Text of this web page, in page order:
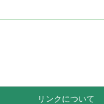
リンクについて